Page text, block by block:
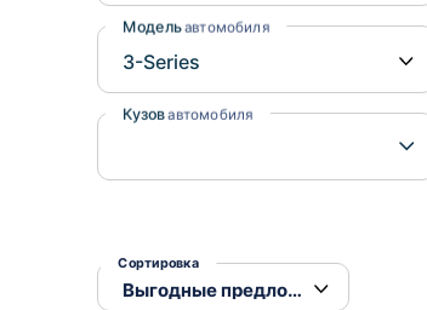
Suzuki
Subaru
Модельавтомобиля
Кузовавтомобиля
Сортировка